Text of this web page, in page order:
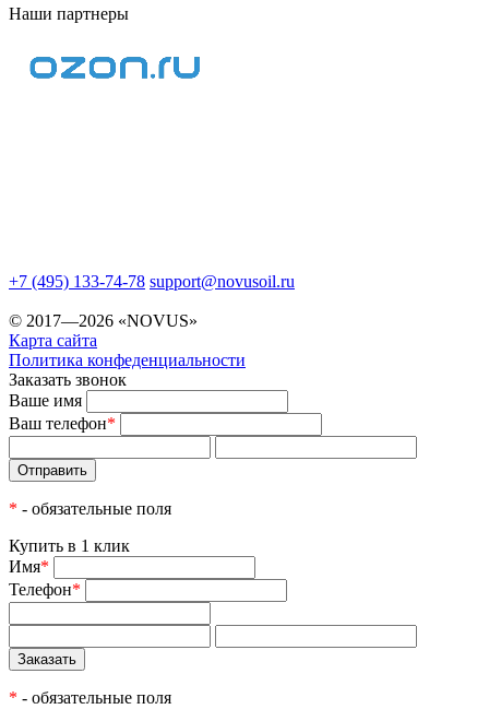
Наши партнеры
+7 (495) 133-74-78 support@novusoil.ru
© 2017—2026 «NOVUS»
Карта сайта
Политика конфеденциальности
Заказать звонок
Ваше имя
Ваш телефон*
* - обязательные поля
Купить в 1 клик
Имя*
Телефон*
* - обязательные поля